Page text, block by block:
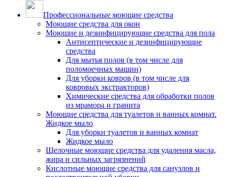
Профессиональные моющие средства
Моющие средства для окон
Моющие и дезинфицирующие средства для пола
Антисептические и дезинфицирующие
средства
Для мытья полов (в том числе для
поломоечных машин)
Для уборки ковров (в том числе для
ковровых экстракторов)
Химические средства для обработки полов
из мрамора и гранита
Моющие средства для туалетов и ванных комнат.
Жидкое мыло
Для уборки туалетов и ванных комнат
Жидкое мыло
Щелочные моющие средства для удаления масла,
жира и сильных загрязнений
Кислотные моющие средства для санузлов и